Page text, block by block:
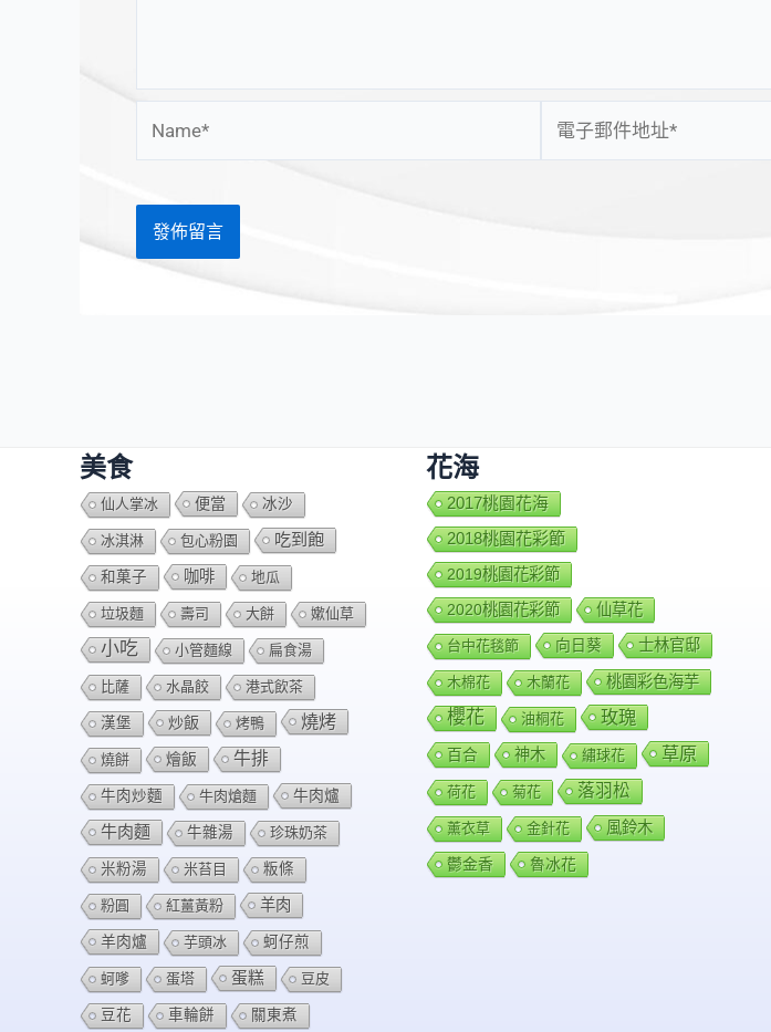
美食
仙人掌冰 便當 冰沙
冰淇淋 包心粉園 吃到飽
和菓子 咖啡 地瓜
垃圾麵 壽司 大餅 嫰仙草
小吃 小管麵線 扁食湯
比薩 水晶餃 港式飲茶
漢堡 炒飯 烤鴨 燒烤
燒餅 燴飯 牛排
牛肉炒麵 牛肉熗麵 牛肉爐
牛肉麵 牛雜湯 珍珠奶茶
米粉湯 米苔目 粄條
粉圓 紅薑黃粉 羊肉
羊肉爐 芋頭冰 蚵仔煎
蚵嗲 蛋塔 蛋糕 豆皮
豆花 車輪餅 關東煮
花海
2017桃園花海
2018桃園花彩節
2019桃園花彩節
2020桃園花彩節
仙草花
台中花毯節 向日葵 士林官邸
木棉花 木蘭花 桃園彩色海芋
櫻花 油桐花 玫瑰
百合 神木 繡球花 草原
荷花 菊花 落羽松
薰衣草 金針花 風鈴木
鬱金香 魯冰花